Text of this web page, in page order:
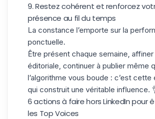
9. Restez cohérent et renforcez
présence au fil du temps
La constance l’emporte sur la
ponctuelle.
Être présent chaque semaine, affiner
éditoriale, continuer à publier même
l’algorithme vous boude : c’est cette
qui construit une véritable influence.
6 actions à faire hors LinkedIn pour
les Top Voices